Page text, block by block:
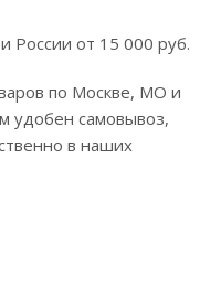
России от 15 000 руб.
по Москве, МО и
удобен самовывоз,
в наших